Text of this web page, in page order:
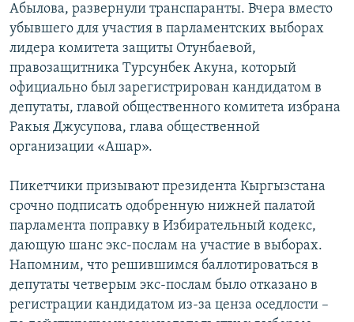
Абылова, развернули транспаранты. Вчера вместо
убывшего для участия в парламентских выборах
лидера комитета защиты Отунбаевой,
правозащитника Турсунбек Акуна, который
официально был зарегистрирован кандидатом в
депутаты, главой общественного комитета избрана
Ракыя Джусупова, глава общественной
организации «Ашар».
Пикетчики призывают президента Кыргызстана
срочно подписать одобренную нижней палатой
парламента поправку в Избирательный кодекс,
дающую шанс экс-послам на участие в выборах.
Напомним, что решившимся баллотироваться в
депутаты четверым экс-послам было отказано в
регистрации кандидатом из-за ценза оседлости –